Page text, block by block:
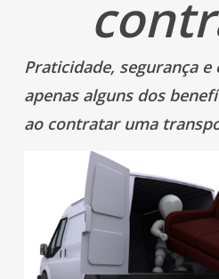
Praticidade, segurança e
apenas alguns dos
ao contratar uma